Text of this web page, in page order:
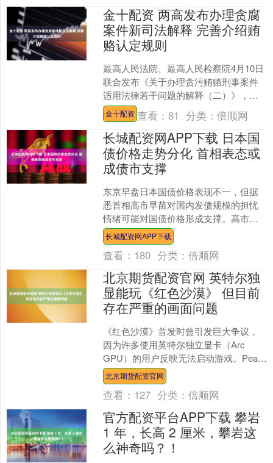
金十配资 两高发布办理贪腐
案件新司法解释 完善介绍贿
赂认定规则
最高人民法院、最高人民检察院4月10日
联合发布《关于办理贪污贿赂刑事案件
适用法律若干问题的解释（二）》，自
2026年5月1日起施行。 司法解释完善斡
旋受贿、介绍....
金十配资 查看：81 分类：倍顺网
长城配资网APP下载 日本国
债价格走势分化 首相表态或
成债市支撑
东京早盘日本国债价格表现不一，但据
悉首相高市早苗对国内发债规模的担忧
情绪可能对国债价格形成支撑。高市在
接受本地媒体采访时表示，日本国家债
务水平仍处于高位，并反对....
长城配资网APP下载
查看： 180 分类：倍顺网
北京期货配资官网 英特尔独
显能玩《红色沙漠》 但目前
存在严重的画面问题
《红色沙漠》首发时曾引发巨大争议，
因为许多使用英特尔独立显卡（Arc
GPU）的用户反映无法启动游戏。Pearl
Abyss在其常见问题解答页面确认，该游
戏确实....
北京期货配资官网
查看： 127 分类：倍顺网
官方配资平台APP下载 攀岩
1 年，长高 2 厘米，攀岩这
么神奇吗？！